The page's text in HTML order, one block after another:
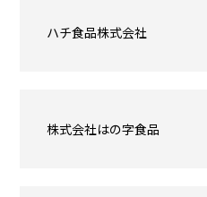
ハチ食品株式会社
株式会社はの字食品